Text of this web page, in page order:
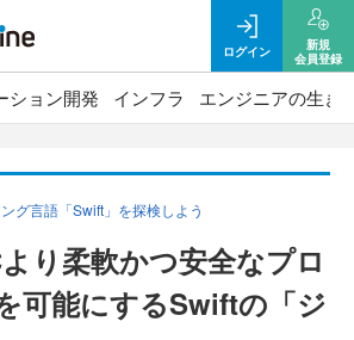
ログイン
新規
会員登録
ション開発 インフラ エンジニアの生き
グ言語「Swift」を探検しよう
り柔軟かつ安全なプロ
可能にするSwiftの「ジ